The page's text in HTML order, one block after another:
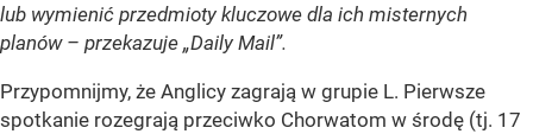
lub wymienić przedmioty kluczowe dla ich misternych
planów – przekazuje „Daily Mail”.
Przypomnijmy, że Anglicy zagrają w grupie L. Pierwsze
spotkanie rozegrają przeciwko Chorwatom w środę (tj. 17